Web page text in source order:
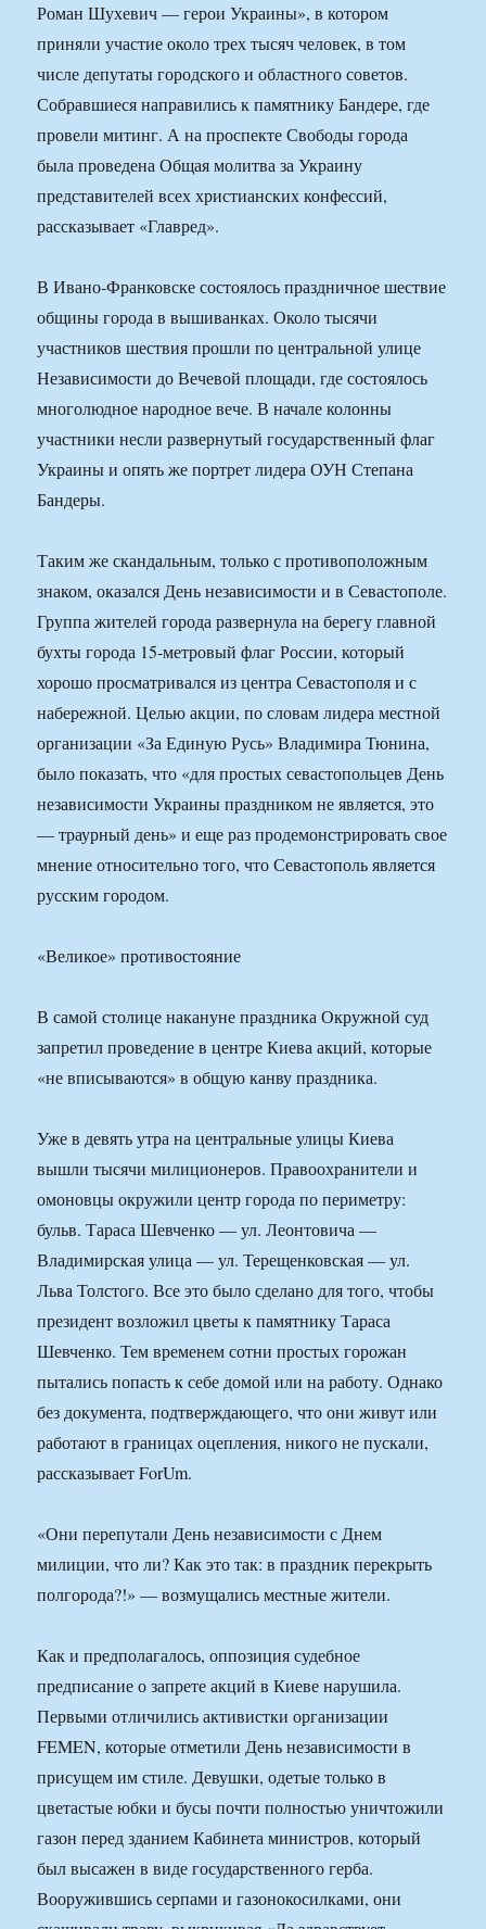
Роман Шухевич — герои Украины», в котором
приняли участие около трех тысяч человек, в том
числе депутаты городского и областного советов.
Собравшиеся направились к памятнику Бандере, где
провели митинг. А на проспекте Свободы города
была проведена Общая молитва за Украину
представителей всех христианских конфессий,
рассказывает «Главред».
В Ивано-Франковске состоялось праздничное шествие
общины города в вышиванках. Около тысячи
участников шествия прошли по центральной улице
Независимости до Вечевой площади, где состоялось
многолюдное народное вече. В начале колонны
участники несли развернутый государственный флаг
Украины и опять же портрет лидера ОУН Степана
Бандеры.
Таким же скандальным, только с противоположным
знаком, оказался День независимости и в Севастополе.
Группа жителей города развернула на берегу главной
бухты города 15-метровый флаг России, который
хорошо просматривался из центра Севастополя и с
набережной. Целью акции, по словам лидера местной
организации «За Единую Русь» Владимира Тюнина,
было показать, что «для простых севастопольцев День
независимости Украины праздником не является, это
— траурный день» и еще раз продемонстрировать свое
мнение относительно того, что Севастополь является
русским городом.
«Великое» противостояние
В самой столице накануне праздника Окружной суд
запретил проведение в центре Киева акций, которые
«не вписываются» в общую канву праздника.
Уже в девять утра на центральные улицы Киева
вышли тысячи милиционеров. Правоохранители и
омоновцы окружили центр города по периметру:
бульв. Тараса Шевченко — ул. Леонтовича —
Владимирская улица — ул. Терещенковская — ул.
Льва Толстого. Все это было сделано для того, чтобы
президент возложил цветы к памятнику Тараса
Шевченко. Тем временем сотни простых горожан
пытались попасть к себе домой или на работу. Однако
без документа, подтверждающего, что они живут или
работают в границах оцепления, никого не пускали,
рассказывает ForUm.
«Они перепутали День независимости с Днем
милиции, что ли? Как это так: в праздник перекрыть
полгорода?!» — возмущались местные жители.
Как и предполагалось, оппозиция судебное
предписание о запрете акций в Киеве нарушила.
Первыми отличились активистки организации
FEMEN, которые отметили День независимости в
присущем им стиле. Девушки, одетые только в
цветастые юбки и бусы почти полностью уничтожили
газон перед зданием Кабинета министров, который
был высажен в виде государственного герба.
Вооружившись серпами и газонокосилками, они